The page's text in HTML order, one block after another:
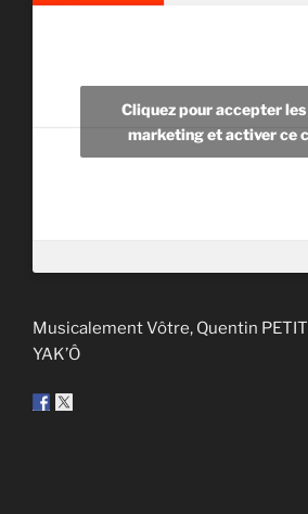
Cliquez pour accepter
marketing et activer ce
Musicalement Vôtre, Quentin
YAK’Ô